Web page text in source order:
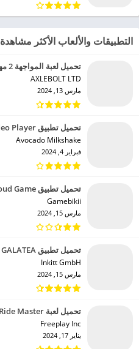
التطبيقات والألعاب الأكثر مشاهدة
تحميل لعبة المواجهة 2 مهكرة للاندرويد 2024
AXLEBOLT LTD‏
مارس 13, 2024
تحميل تطبيق Provid Video Player مهكر للاندرويد 2024
Avocado Milkshake‏
فبراير 4, 2024
تحميل تطبيق Bikii Cloud Game مهكر للاندرويد 2024
Gamebikii‏
مارس 15, 2024
تحميل تطبيق GALATEA مهكر للاندرويد 2024
Inkitt GmbH‏
مارس 15, 2024
تحميل لعبة Ride Master مهكرة للاندرويد 2024
Freeplay Inc‏
يناير 17, 2024